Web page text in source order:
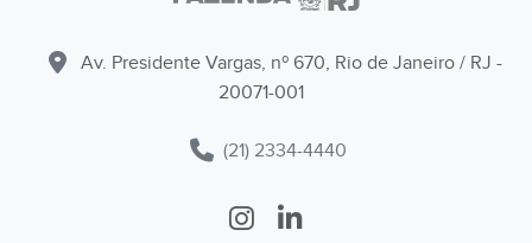
Av. Presidente Vargas, nº 670, Rio de Janeiro / RJ -
20071-001
(21) 2334-4440